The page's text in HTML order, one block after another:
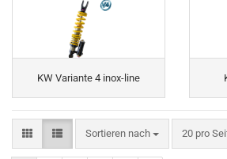
KW Variante 4 inox-line
Sortieren nach
Sortieren nach 20 pro
pro Seite